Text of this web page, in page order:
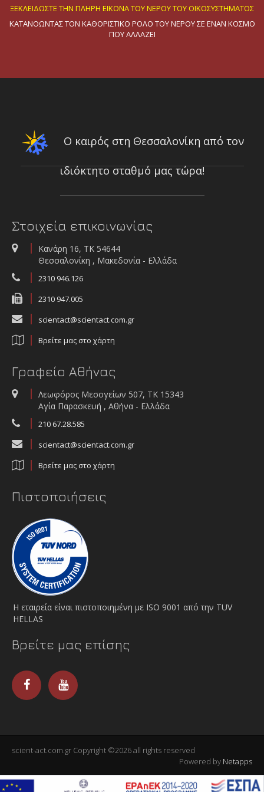
ΞΕΚΛΕΙΔΩΣΤΕ ΤΗΝ ΠΛΗΡΗ ΕΙΚΟΝΑ ΤΟΥ ΝΕΡΟΥ ΤΟΥ ΟΙΚΟΣΥΣΤΗΜΑΤΟΣ
ΚΑΤΑΝΟΩΝΤΑΣ ΤΟΝ ΚΑΘΟΡΙΣΤΙΚΟ ΡΟΛΟ ΤΟΥ ΝΕΡΟΥ ΣΕ ΕΝΑΝ ΚΟΣΜΟ
ΠΟΥ ΑΛΛΑΖΕΙ
11 Μαρτίου 2025
ΕΠΙΔΕΙΞΗ ΟΡΓΑΝΩΝ ΥΔΡΟΜΕΤΡΗΣΗΣ
Νέα καινοτόμα όργανα φυσιολογίας φυτών από τον οίκο ADC
ΞΕΚΛΕΙΔΩΣΤΕ ΤΗΝ ΠΛΗΡΗ ΕΙΚΟΝΑ ΤΟΥ ΝΕΡΟΥ ΤΟΥ ΟΙΚΟΣΥΣΤΗΜΑΤΟΣ
ΚΑΤΑΝΟΩΝΤΑΣ ΤΟΝ ΚΑΘΟΡΙΣΤΙΚΟ ΡΟΛΟ ΤΟΥ ΝΕΡΟΥ ΣΕ ΕΝΑΝ ΚΟΣΜΟ
Ο καιρός στη Θεσσαλονίκη από τον
ιδιόκτητο σταθμό μας τώρα!
Στοιχεία επικοινωνίας
Κανάρη 16, ΤΚ 54644
Θεσσαλονίκη , Μακεδονία - Ελλάδα
2310 946.126
2310 947.005
scientact@scientact.com.gr
Βρείτε μας στο χάρτη
Γραφείο Αθήνας
Λεωφόρος Μεσογείων 507, ΤΚ 15343
Αγία Παρασκευή , Αθήνα - Ελλάδα
210 67.28.585
scientact@scientact.com.gr
Βρείτε μας στο χάρτη
Πιστοποιήσεις
Η εταιρεία είναι πιστοποιημένη με ISO 9001 από την TUV
HELLAS
Βρείτε μας επίσης
scient-act.com.gr Copyright ©2026 all rights reserved
Powered by Netapps